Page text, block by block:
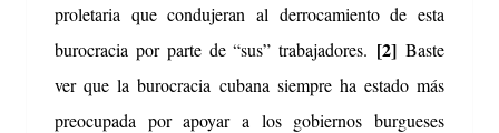
proletaria que condujeran al derrocamiento de esta
burocracia por parte de “sus” trabajadores. [2] Baste
ver que la burocracia cubana siempre ha estado más
preocupada por apoyar a los gobiernos burgueses